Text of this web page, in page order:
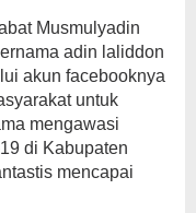
Musmulyadin
adin laliddon
akun facebooknya
untuk
mengawasi
di Kabupaten
mencapai